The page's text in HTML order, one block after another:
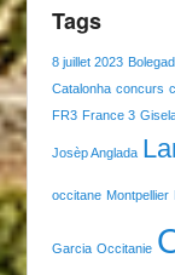
Tags
8 juillet 2023
Catalonha concurs
FR3 France 3
Josèp Anglada
occitane Montpellier
Garcia Occitanie